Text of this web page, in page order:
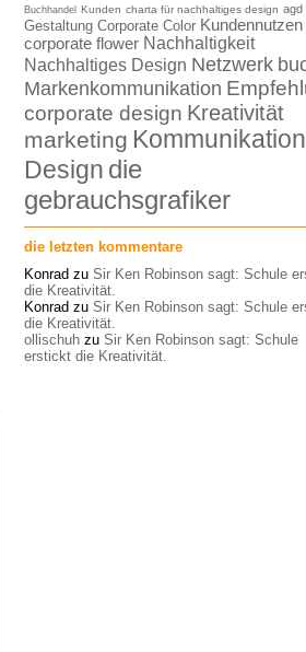
Buchhandel Kunden charta für nachhaltiges design agd
Gestaltung Corporate Color Kundennutzen
corporate flower Nachhaltigkeit
Nachhaltiges Design Netzwerk
Markenkommunikation
corporate design Kreativität
marketing Kommunikation
Design die
gebrauchsgrafiker
die letzten kommentare
Konrad zu Sir Ken Robinson sagt: Schule
die Kreativität.
Konrad zu Sir Ken Robinson sagt: Schule
die Kreativität.
ollischuh zu Sir Ken Robinson sagt: Schule
erstickt die Kreativität.